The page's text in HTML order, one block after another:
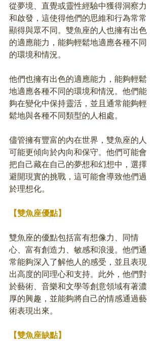
從夢境、直覺或靈性經驗中獲得洞察力
和啟發，這使得他們的思維和行為常常
顯得與眾不同。雙魚座的人也擁有出色
的適應能力，能夠輕鬆地適應各種不同
的環境和情況。
他們也擁有出色的適應能力，能夠輕鬆
地適應各種不同的環境和情況。他們能
夠在變化中保持靈活，並且通常能夠輕
鬆地與各種不同類型的人相處。
儘管擁有豐富的內在世界，雙魚座的人
可能更傾向於內向和保守。他們可能會
把自己藏在自己的夢想和幻想中，選擇
避開現實的挑戰，這可能會導致他們過
於理想化。
【雙魚座優點】
雙魚座的優點包括富有想像力、同情
心、富有創造力、敏感和浪漫。他們通
常能夠深入了解他人的感受，並且表現
出高度的同理心和支持。此外，他們對
於藝術、音樂和文學等創意領域有著濃
厚的興趣，並能夠將自己的情感通過藝
術表現出來。
【雙魚座缺點】